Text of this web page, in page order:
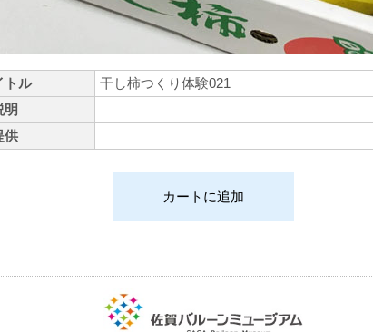
トル
干し柿つくり体験021
明
供